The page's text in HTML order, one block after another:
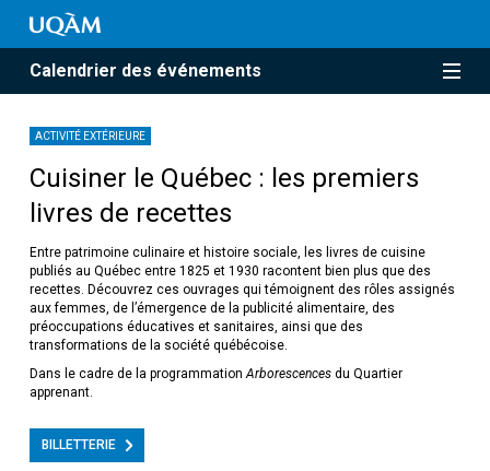
Calendrier des événements
ACTIVITÉ EXTÉRIEURE
Cuisiner le Québec : les premiers
livres de recettes
Entre patrimoine culinaire et histoire sociale, les livres de cuisine
publiés au Québec entre 1825 et 1930 racontent bien plus que des
recettes. Découvrez ces ouvrages qui témoignent des rôles assignés
aux femmes, de l’émergence de la publicité alimentaire, des
préoccupations éducatives et sanitaires, ainsi que des
transformations de la société québécoise.
Dans le cadre de la programmationArborescencesdu Quartier
apprenant.
BILLETTERIE